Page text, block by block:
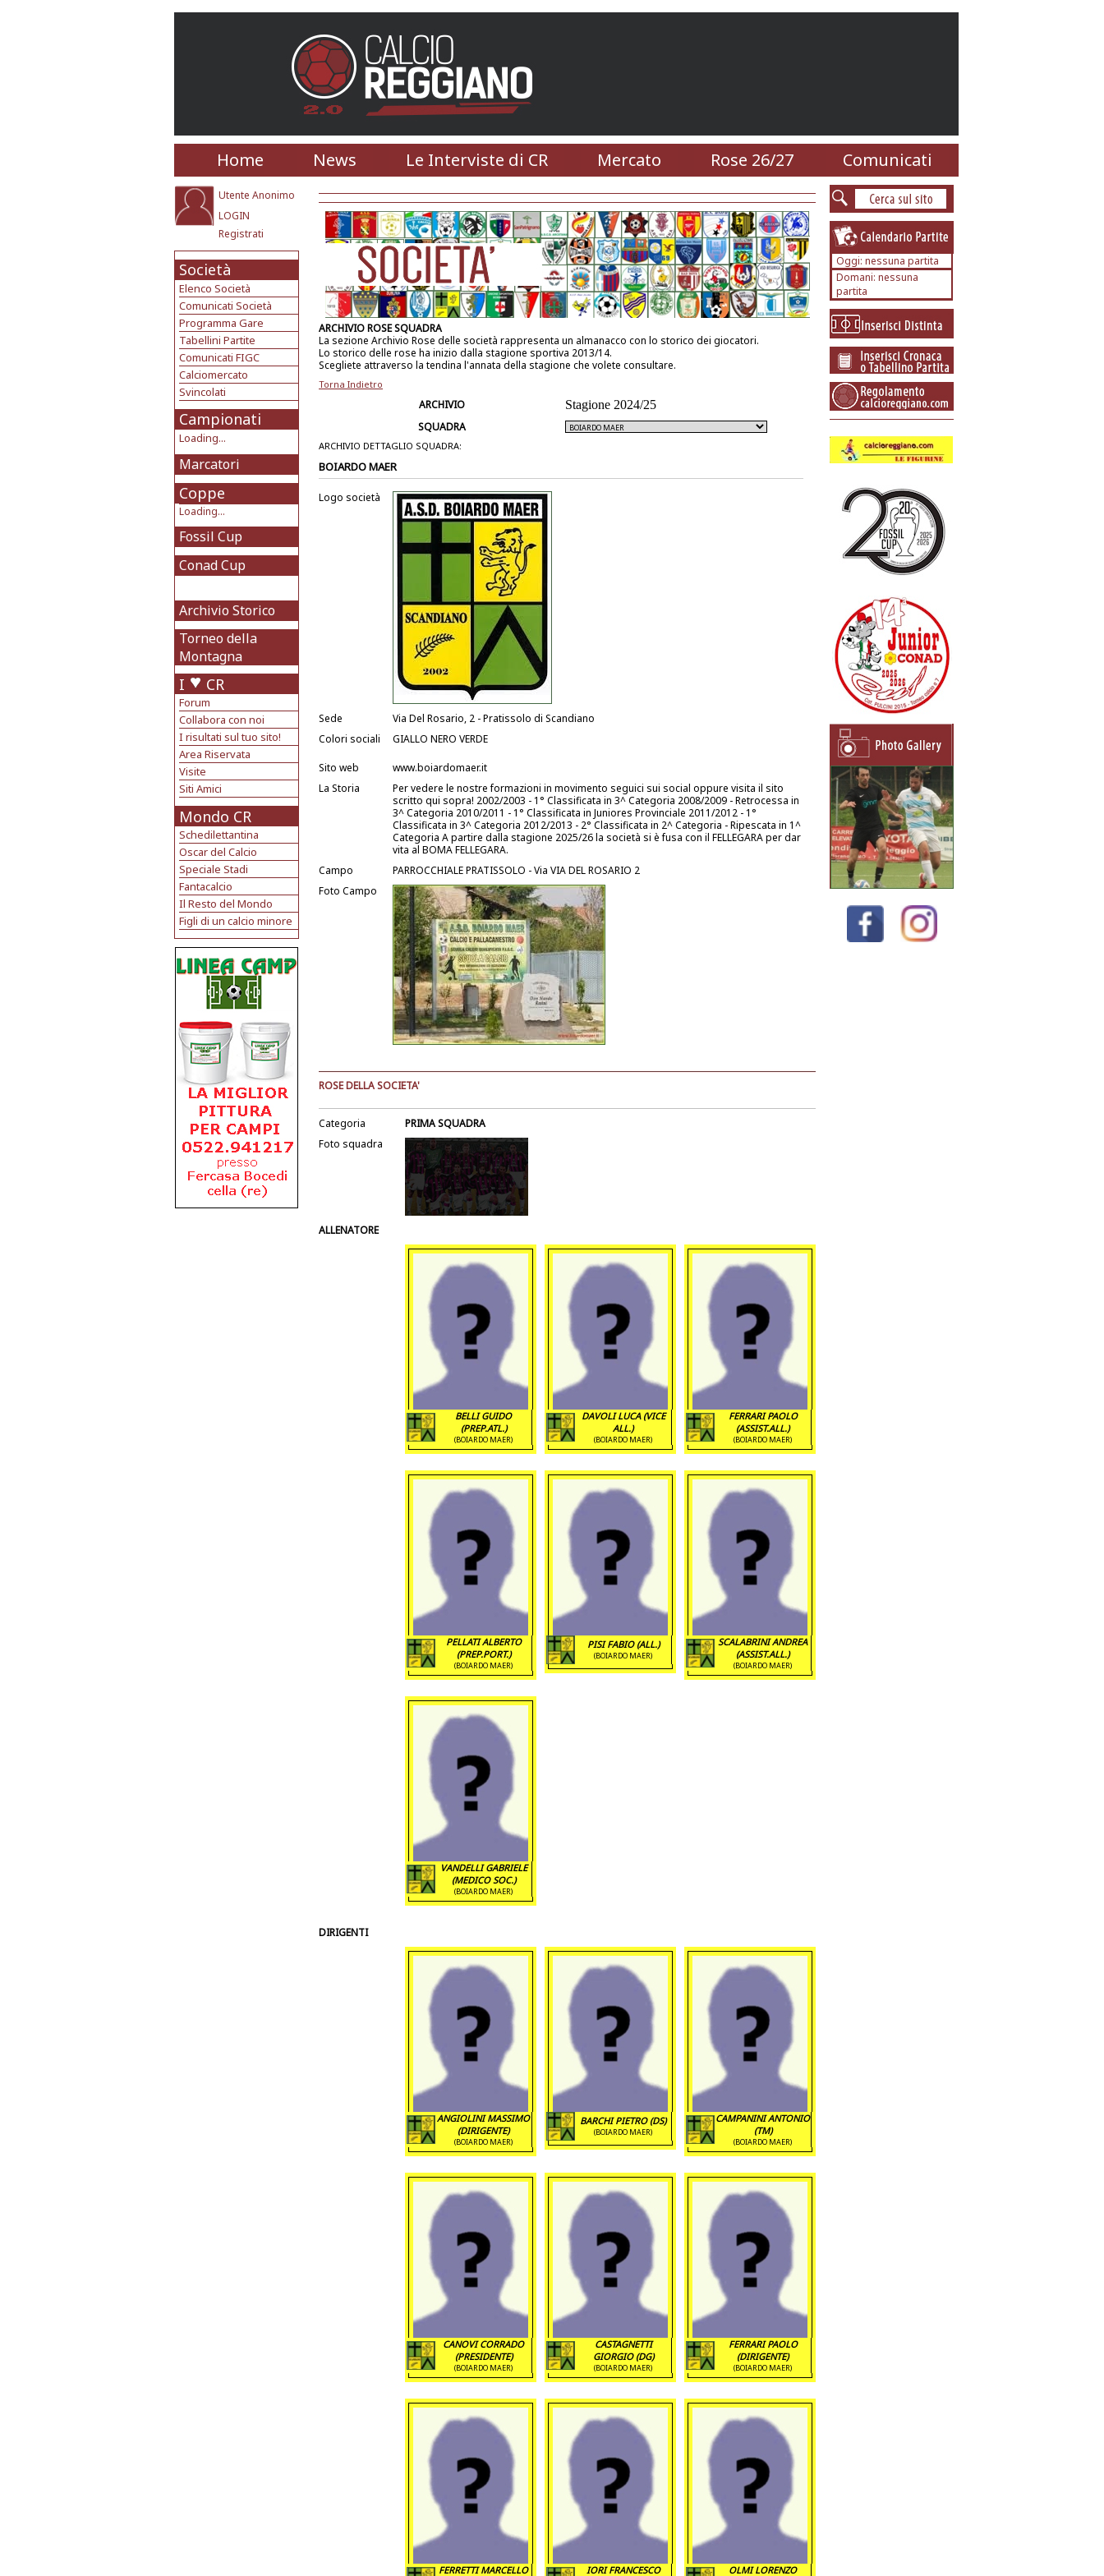
Home News Le Interviste di CR Mercato Rose 26/27 Comunicati
Utente Anonimo
LOGIN
Registrati
Società
Elenco Società
Comunicati Società
Programma Gare
Tabellini Partite
Comunicati FIGC
Calciomercato
Svincolati
Campionati
Loading...
Marcatori
Coppe
Loading...
Fossil Cup
Conad Cup
Archivio Storico
Torneo della
Montagna
I CR
Forum
Collabora con noi
I risultati sul tuo sito!
Area Riservata
Visite
Siti Amici
Mondo CR
Schedilettantina
Oscar del Calcio
Speciale Stadi
Fantacalcio
Il Resto del Mondo
Figli di un calcio minore
ARCHIVIO ROSE SQUADRA
La sezione Archivio Rose delle società rappresenta un almanacco con lo storico dei giocatori.
Lo storico delle rose ha inizio dalla stagione sportiva 2013/14.
Scegliete attraverso la tendina l'annata della stagione che volete consultare.
Torna Indietro
ARCHIVIO
Stagione 2024/25
SQUADRA
ARCHIVIO DETTAGLIO SQUADRA:
BOIARDO MAER
Logo società
Sede
Via Del Rosario, 2 - Pratissolo di Scandiano
Colori sociali
GIALLO NERO VERDE
Sito web
www.boiardomaer.it
La Storia
Per vedere le nostre formazioni in movimento seguici sui social oppure visita il sito
scritto qui sopra! 2002/2003 - 1° Classificata in 3^ Categoria 2008/2009 - Retrocessa in
3^ Categoria 2010/2011 - 1° Classificata in Juniores Provinciale 2011/2012 - 1°
Classificata in 3^ Categoria 2012/2013 - 2° Classificata in 2^ Categoria - Ripescata in 1^
Categoria A partire dalla stagione 2025/26 la società si è fusa con il FELLEGARA per dar
vita al BOMA FELLEGARA.
Campo
PARROCCHIALE PRATISSOLO - Via VIA DEL ROSARIO 2
Foto Campo
ROSE DELLA SOCIETA'
Categoria
PRIMA SQUADRA
Foto squadra
ALLENATORE
BELLI GUIDO
(PREP.ATL.)
(BOIARDO MAER)
DAVOLI LUCA (VICE
ALL.)
(BOIARDO MAER)
FERRARI PAOLO
(ASSIST.ALL.)
(BOIARDO MAER)
PELLATI ALBERTO
(PREP.PORT.)
(BOIARDO MAER)
PISI FABIO (ALL.)
(BOIARDO MAER)
SCALABRINI ANDREA
(ASSIST.ALL.)
(BOIARDO MAER)
VANDELLI GABRIELE
(MEDICO SOC.)
(BOIARDO MAER)
DIRIGENTI
ANGIOLINI MASSIMO
(DIRIGENTE)
(BOIARDO MAER)
BARCHI PIETRO (DS)
(BOIARDO MAER)
CAMPANINI ANTONIO
(TM)
(BOIARDO MAER)
CANOVI CORRADO
(PRESIDENTE)
(BOIARDO MAER)
CASTAGNETTI
GIORGIO (DG)
(BOIARDO MAER)
FERRARI PAOLO
(DIRIGENTE)
(BOIARDO MAER)
FERRETTI MARCELLO
IORI FRANCESCO
OLMI LORENZO
Oggi: nessuna partita
Domani: nessuna
partita